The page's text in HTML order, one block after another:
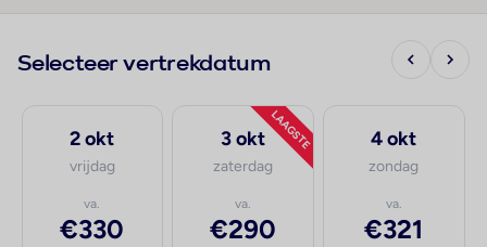
Selecteer vertrekdatum
2 okt
vrijdag
va.
€330
LAAGSTE
3 okt
zaterdag
va.
€290
4 okt
zondag
va.
€321